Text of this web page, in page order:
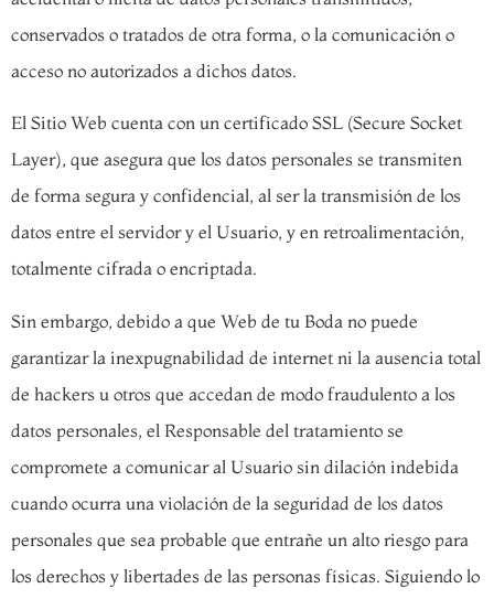
conservados o tratados de otra forma, o la comunicación o
acceso no autorizados a dichos datos.
El Sitio Web cuenta con un certificado SSL (Secure Socket
Layer), que asegura que los datos personales se transmiten
de forma segura y confidencial, al ser la transmisión de los
datos entre el servidor y el Usuario, y en retroalimentación,
totalmente cifrada o encriptada.
Sin embargo, debido a que Web de tu Boda no puede
garantizar la inexpugnabilidad de internet ni la ausencia total
de hackers u otros que accedan de modo fraudulento a los
datos personales, el Responsable del tratamiento se
compromete a comunicar al Usuario sin dilación indebida
cuando ocurra una violación de la seguridad de los datos
personales que sea probable que entrañe un alto riesgo para
los derechos y libertades de las personas físicas. Siguiendo lo